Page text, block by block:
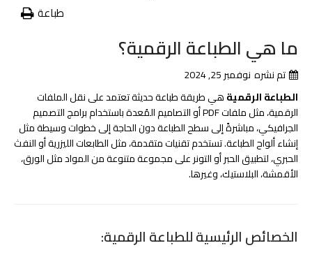
طباعة
ما هي الطباعة الرقمية؟
تم نشره نوفمبر 25, 2024
الطباعة الرقميةهي طريقة طباعة حديثة تعتمد على نقل الملفات
الرقمية، مثل ملفات PDF أو التصاميم المُعدة باستخدام برامج التصميم
الجرافيكي، مباشرةً إلى سطح الطباعة دون الحاجة إلى خطوات وسيطة مثل
إنشاء ألواح الطباعة. تستخدم تقنيات متقدمة، مثل الطابعات الليزرية أو النفث
الحبري، لتطبيق الحبر أو التونر على مجموعة متنوعة من المواد مثل الورق،
الأقمشة، البلاستيك، وغيرها.
الخصائص الرئيسية للطباعة الرقمية: